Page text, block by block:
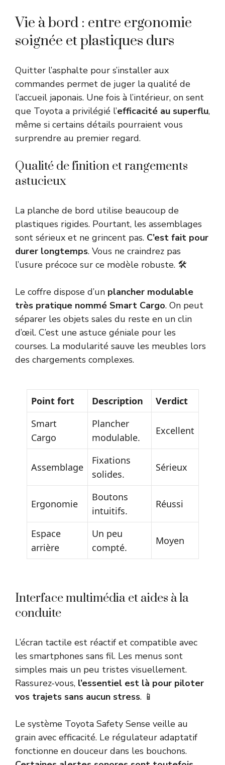
Vie à bord : entre ergonomie
soignée et plastiques durs
Quitter l’asphalte pour s’installer aux
commandes permet de juger la qualité de
l’accueil japonais. Une fois à l’intérieur, on sent
que Toyota a privilégié l’efficacité au superflu,
même si certains détails pourraient vous
surprendre au premier regard.
Qualité de finition et rangements
astucieux
La planche de bord utilise beaucoup de
plastiques rigides. Pourtant, les assemblages
sont sérieux et ne grincent pas. C’est fait pour
durer longtemps. Vous ne craindrez pas
l’usure précoce sur ce modèle robuste. 🛠️
Le coffre dispose d’un plancher modulable
très pratique nommé Smart Cargo. On peut
séparer les objets sales du reste en un clin
d’œil. C’est une astuce géniale pour les
courses. La modularité sauve les meubles lors
des chargements complexes.
Point fort Description
Verdict
Smart
Cargo
Plancher
modulable.
Excellent
Assemblage
Fixations
solides.
Sérieux
Ergonomie
Boutons
intuitifs.
Réussi
Espace
arrière
Un peu
compté.
Moyen
Interface multimédia et aides à la
conduite
L’écran tactile est réactif et compatible avec
les smartphones sans fil. Les menus sont
simples mais un peu tristes visuellement.
Rassurez-vous, l’essentiel est là pour piloter
vos trajets sans aucun stress. 📱
Le système Toyota Safety Sense veille au
grain avec efficacité. Le régulateur adaptatif
fonctionne en douceur dans les bouchons.